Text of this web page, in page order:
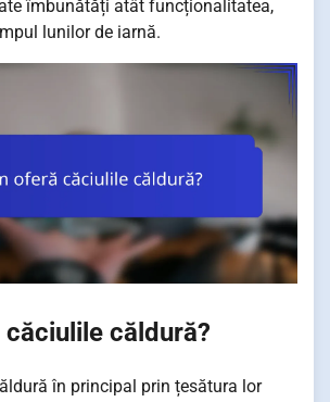
îmbunătăți atât funcționalitatea,
lunilor de iarnă.
căldură?
în principal prin țesătura lor